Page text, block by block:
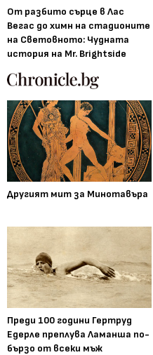
От разбито сърце в Лас
Вегас до химн на стадионите
на Световното: Чудната
история на Mr. Brightside
Другият мит за Минотавъра
Преди 100 години Гертруд
Едерле преплува Ламанша по-
бързо от всеки мъж